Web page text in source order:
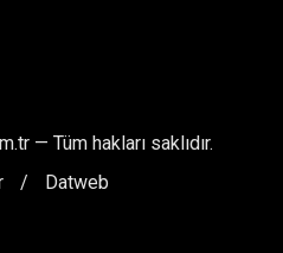
— Tüm hakları saklıdır.
Datweb